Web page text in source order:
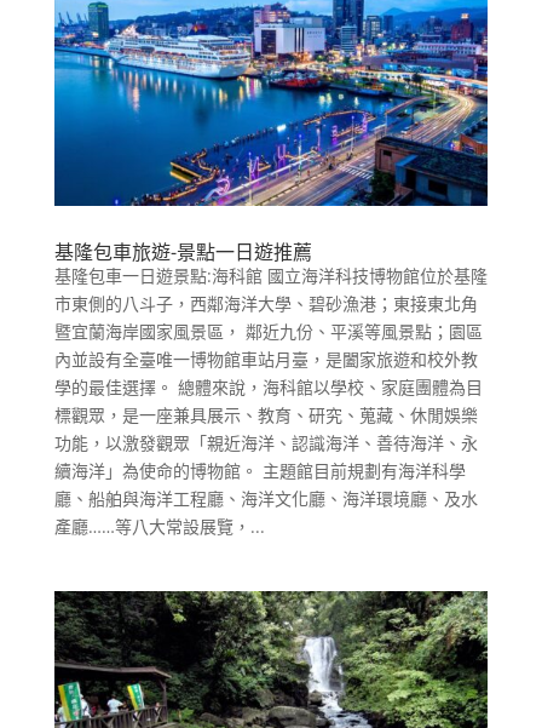
基隆包車旅遊-景點一日遊推薦
基隆包車一日遊景點:海科館 國立海洋科技博物館位於基隆
市東側的八斗子，西鄰海洋大學、碧砂漁港；東接東北角
暨宜蘭海岸國家風景區， 鄰近九份、平溪等風景點；園區
內並設有全臺唯一博物館車站月臺，是闔家旅遊和校外教
學的最佳選擇。 總體來說，海科館以學校、家庭團體為目
標觀眾，是一座兼具展示、教育、研究、蒐藏、休閒娛樂
功能，以激發觀眾「親近海洋、認識海洋、善待海洋、永
續海洋」為使命的博物館。 主題館目前規劃有海洋科學
廳、船舶與海洋工程廳、海洋文化廳、海洋環境廳、及水
產廳……等八大常設展覽，...